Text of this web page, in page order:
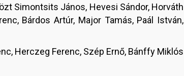
Simontsits János, Hevesi Sándor, Horváth
Bárdos Artúr, Major Tamás, Paál István,
Herczeg Ferenc, Szép Ernő, Bánffy Miklós